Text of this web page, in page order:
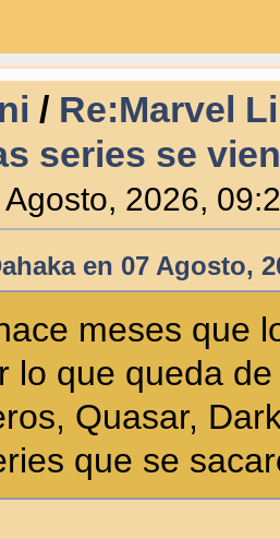
/ Re:Marvel
series se
Agosto, 2026,
en 07 Agosto,
meses que
lo que queda
Quasar,
que se